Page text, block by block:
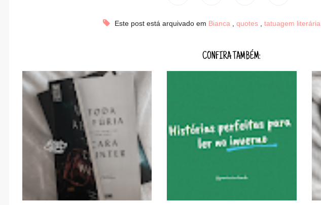
Este post está arquivado em Bianca ,quotes ,tatuagem literária
CONFIRA TAMBÉM: